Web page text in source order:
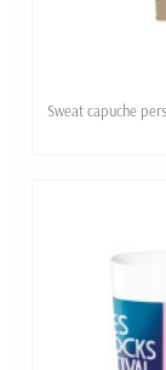
Sweat capuche